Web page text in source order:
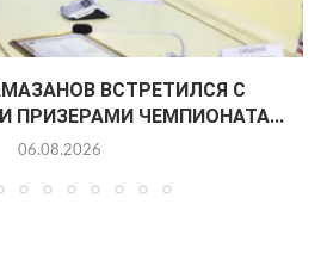
ВСТРЕТИЛСЯ С
ПРИЗЕРАМИ ЧЕМПИОНАТА...
06.08.2026